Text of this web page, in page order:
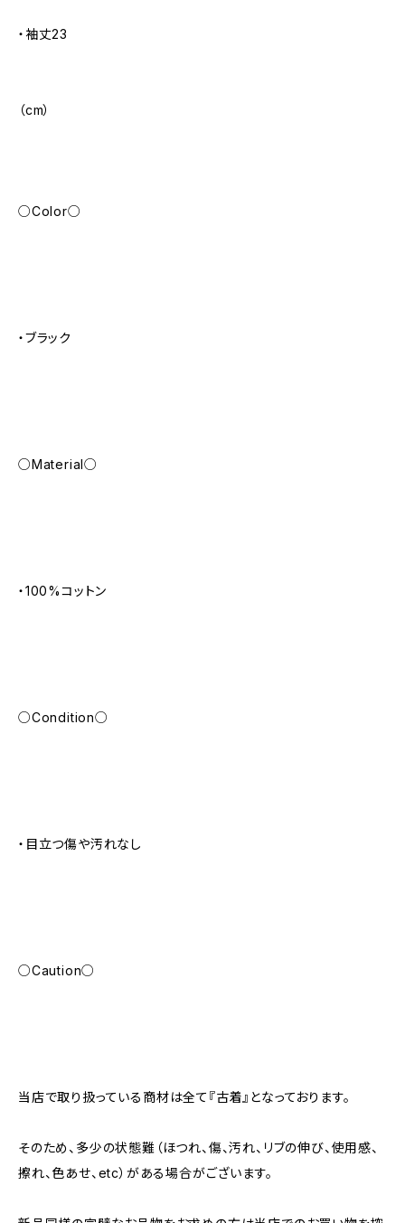
・袖丈23
（cm）
○Color○
・ブラック
○Material○
・100%コットン
○Condition○
・目立つ傷や汚れなし
○Caution○
当店で取り扱っている商材は全て『古着』となっております。
そのため、多少の状態難（ほつれ、傷、汚れ、リブの伸び、使用感、
擦れ、色あせ、etc）がある場合がございます。